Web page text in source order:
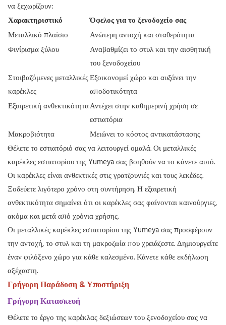
να ξεχωρίζουν:
Χαρακτηριστικό
Όφελος για το ξενοδοχείο σας
Μεταλλικό πλαίσιο
Ανώτερη αντοχή και σταθερότητα
Φινίρισμα ξύλου
Αναβαθμίζει το στυλ και την αισθητική
του ξενοδοχείου
Στοιβαζόμενες μεταλλικές
καρέκλες
Εξοικονομεί χώρο και αυξάνει την
αποδοτικότητα
Εξαιρετική ανθεκτικότηταΑντέχει στην καθημερινή χρήση σε
εστιατόρια
Μακροβιότητα
Μειώνει το κόστος αντικατάστασης
Θέλετε το εστιατόριό σας να λειτουργεί ομαλά. Οι μεταλλικές
καρέκλες εστιατορίου της Yumeya σας βοηθούν να το κάνετε αυτό.
Οι καρέκλες είναι ανθεκτικές στις γρατζουνιές και τους λεκέδες.
Ξοδεύετε λιγότερο χρόνο στη συντήρηση. Η εξαιρετική
ανθεκτικότητα σημαίνει ότι οι καρέκλες σας φαίνονται καινούργιες,
ακόμα και μετά από χρόνια χρήσης.
Οι μεταλλικές καρέκλες εστιατορίου της Yumeya σας προσφέρουν
την αντοχή, το στυλ και τη μακροζωία που χρειάζεστε. Δημιουργείτε
έναν φιλόξενο χώρο για κάθε καλεσμένο. Κάνετε κάθε εκδήλωση
αξέχαστη.
Γρήγορη Παράδοση & Υποστήριξη
Γρήγορη Κατασκευή
Θέλετε το έργο της καρέκλας δεξιώσεων του ξενοδοχείου σας να